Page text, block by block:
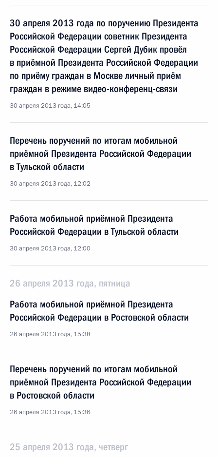
30 апреля 2013 года по поручению Президента
Российской Федерации советник Президента
Российской Федерации Сергей Дубик провёл
в приёмной Президента Российской Федерации
по приёму граждан в Москве личный приём
граждан в режиме видео-конференц-связи
30 апреля 2013 года, 14:05
Перечень поручений по итогам мобильной
приёмной Президента Российской Федерации
в Тульской области
30 апреля 2013 года, 12:02
Работа мобильной приёмной Президента
Российской Федерации в Тульской области
30 апреля 2013 года, 12:00
26 апреля 2013 года, пятница
Работа мобильной приёмной Президента
Российской Федерации в Ростовской области
26 апреля 2013 года, 15:38
Перечень поручений по итогам мобильной
приёмной Президента Российской Федерации
в Ростовской области
26 апреля 2013 года, 15:36
25 апреля 2013 года, четверг